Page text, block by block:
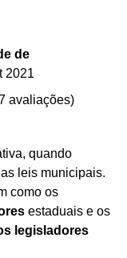
de
2021
avaliações)
quando
leis municipais.
como os
estaduais e os
legisladores